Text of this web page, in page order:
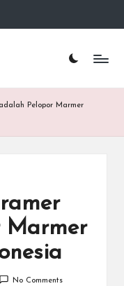
Pelopor Marmer
Marmer
No Comments